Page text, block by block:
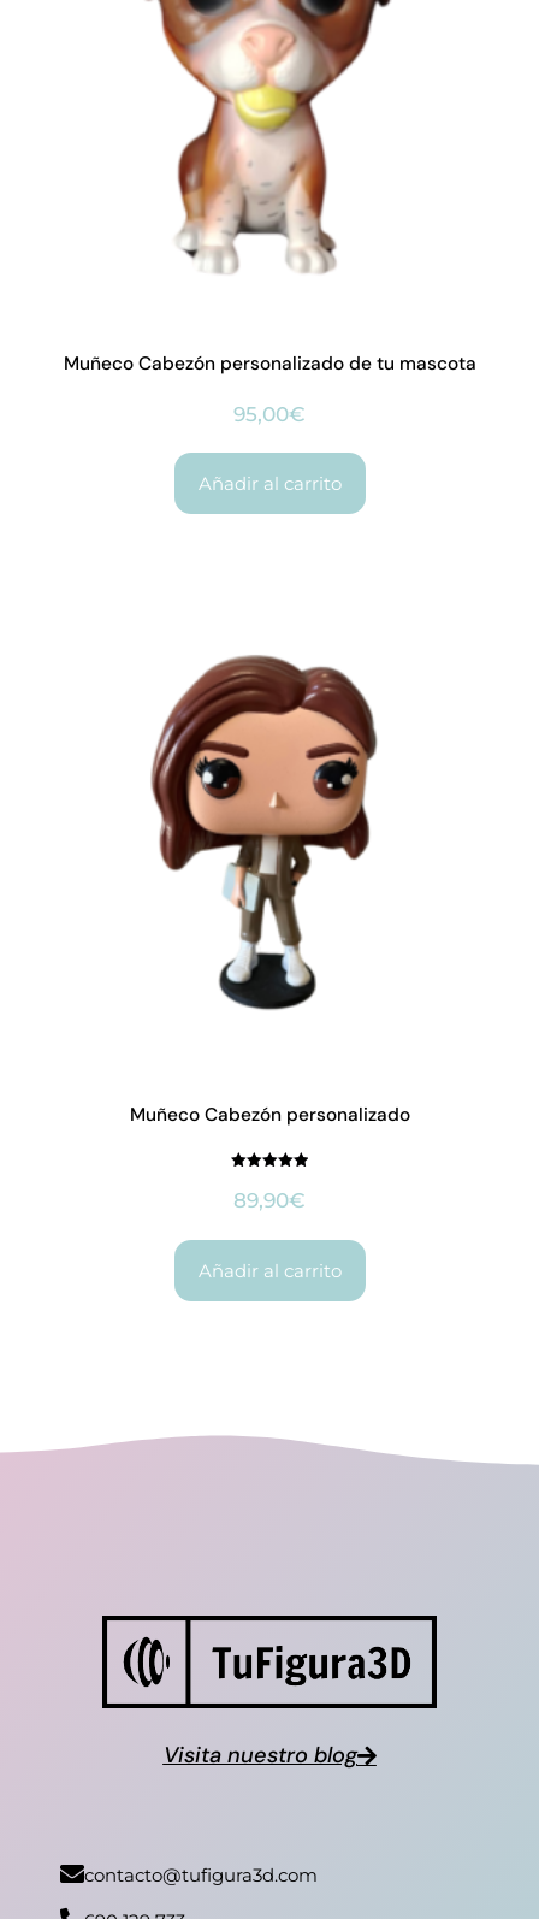
Muñeco Cabezón personalizado de tu mascota
95,00€
Añadir al carrito
Muñeco Cabezón personalizado
con
5.00
89,90€
Añadir al carrito
Visita nuestro blog
contacto@tufigura3d.com